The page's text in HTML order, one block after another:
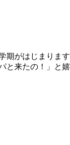
がはじまりま
来たの！」と